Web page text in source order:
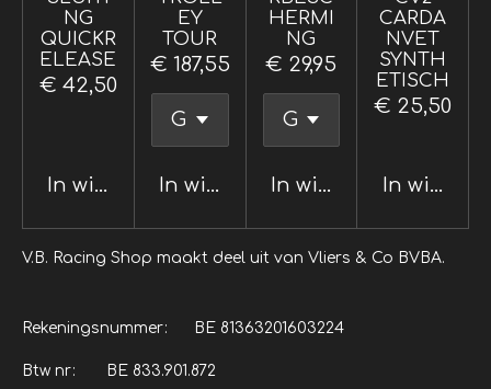
NG
QUICKR
ELEASE
€ 42,50
In winkelwagen
EY
TOUR
€ 187,55
In winkelwagen
HERMI
NG
€ 29,95
In winkelwagen
CARDA
NVET
SYNTH
ETISCH
€ 25,50
In
V.B. Racing Shop maakt deel uit van Vliers & Co BVBA.
Rekeningsnummer: BE 81363201603224
Btw nr: BE 833.901.872